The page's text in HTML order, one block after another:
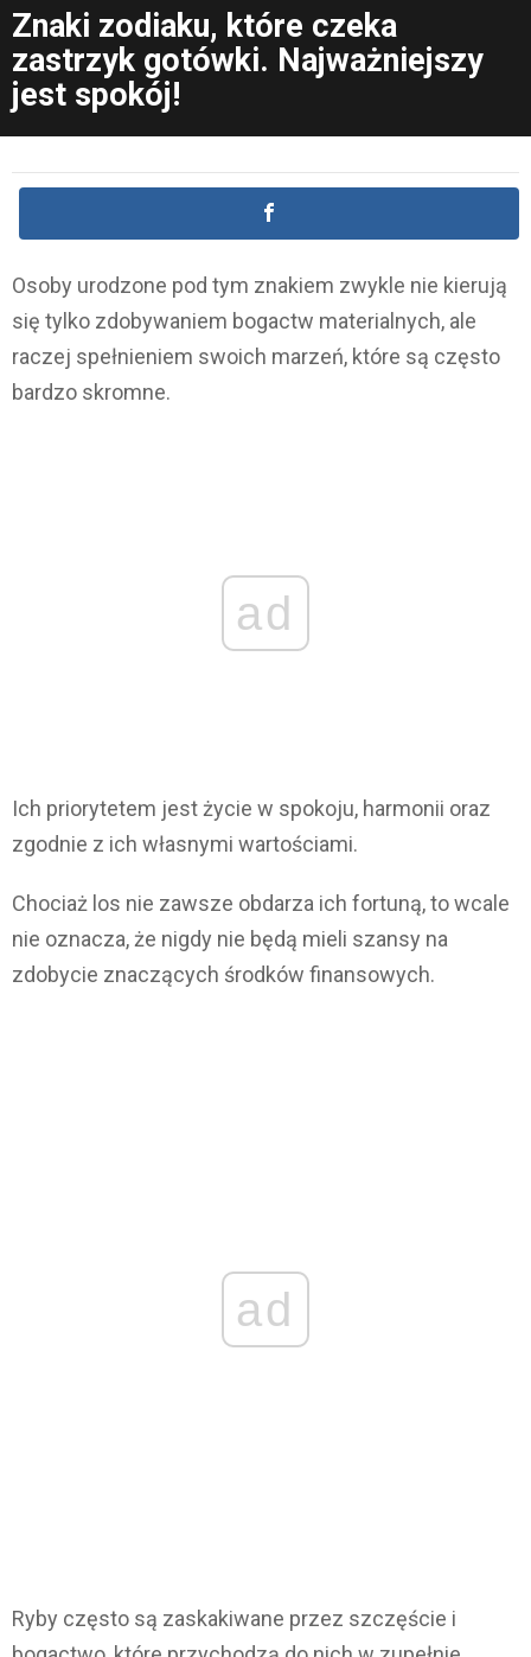
Znaki zodiaku, które czeka
zastrzyk gotówki. Najważniejszy
jest spokój!
Osoby urodzone pod tym znakiem zwykle nie kierują
się tylko zdobywaniem bogactw materialnych, ale
raczej spełnieniem swoich marzeń, które są często
bardzo skromne.
ad
Ich priorytetem jest życie w spokoju, harmonii oraz
zgodnie z ich własnymi wartościami.
Chociaż los nie zawsze obdarza ich fortuną, to wcale
nie oznacza, że nigdy nie będą mieli szansy na
zdobycie znaczących środków finansowych.
ad
Ryby często są zaskakiwane przez szczęście i